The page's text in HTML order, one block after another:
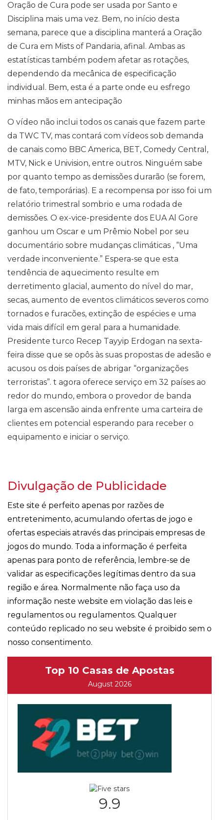
Oração de Cura pode ser usada por Santo e
Disciplina mais uma vez. Bem, no início desta
semana, parece que a disciplina manterá a Oração
de Cura em Mists of Pandaria, afinal. Ambas as
estatísticas também podem afetar as rotações,
dependendo da mecânica de especificação
individual. Bem, esta é a parte onde eu esfrego
minhas mãos em antecipação
O vídeo não inclui todos os canais que fazem parte
da TWC TV, mas contará com vídeos sob demanda
de canais como BBC America, BET, Comedy Central,
MTV, Nick e Univision, entre outros. Ninguém sabe
por quanto tempo as demissões durarão (se forem,
de fato, temporárias). E a recompensa por isso foi um
relatório trimestral sombrio e uma rodada de
demissões. O ex-vice-presidente dos EUA Al Gore
ganhou um Oscar e um Prêmio Nobel por seu
documentário sobre mudanças climáticas , “Uma
verdade inconveniente.” Espera-se que esta
tendência de aquecimento resulte em
derretimento glacial, aumento do nível do mar,
secas, aumento de eventos climáticos severos como
tornados e furacões, extinção de espécies e uma
vida mais difícil em geral para a humanidade.
Presidente turco Recep Tayyip Erdogan na sexta-
feira disse que se opôs às suas propostas de adesão e
acusou os dois países de abrigar “organizações
terroristas”. t agora oferece serviço em 32 países ao
redor do mundo, embora o provedor de banda
larga em ascensão ainda enfrente uma carteira de
clientes em potencial esperando para receber o
equipamento e iniciar o serviço.
Divulgação de Publicidade
Este site é perfeito apenas por razões de
entretenimento, acumulando ofertas de jogo e
ofertas especiais através das principais empresas de
jogos do mundo. Toda a informação é perfeita
apenas para ponto de referência, lembre-se de
validar as especificações legítimas dentro da sua
região e área. Normalmente não faça uso da
informação neste website em violação das leis e
regulamentos ou regulamentos. Qualquer
conteúdo replicado no seu website é proibido sem o
nosso consentimento.
Top 10 Casas de Apostas
August 2026
9.9